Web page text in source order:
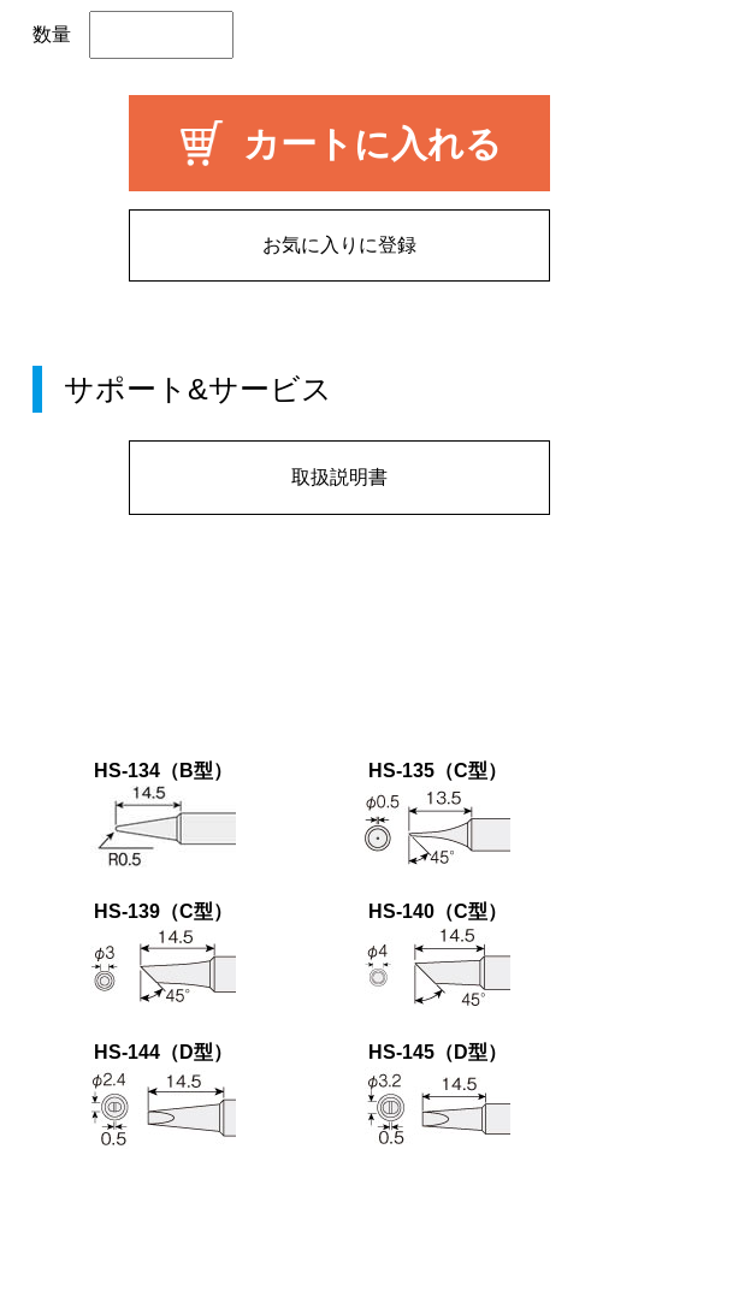
数量
カートに入れる
お気に入りに登録
サポート&サービス
取扱説明書
HS-134（B型） HS-135（C型）
HS-139（C型） HS-140（C型）
HS-144（D型） HS-145（D型）